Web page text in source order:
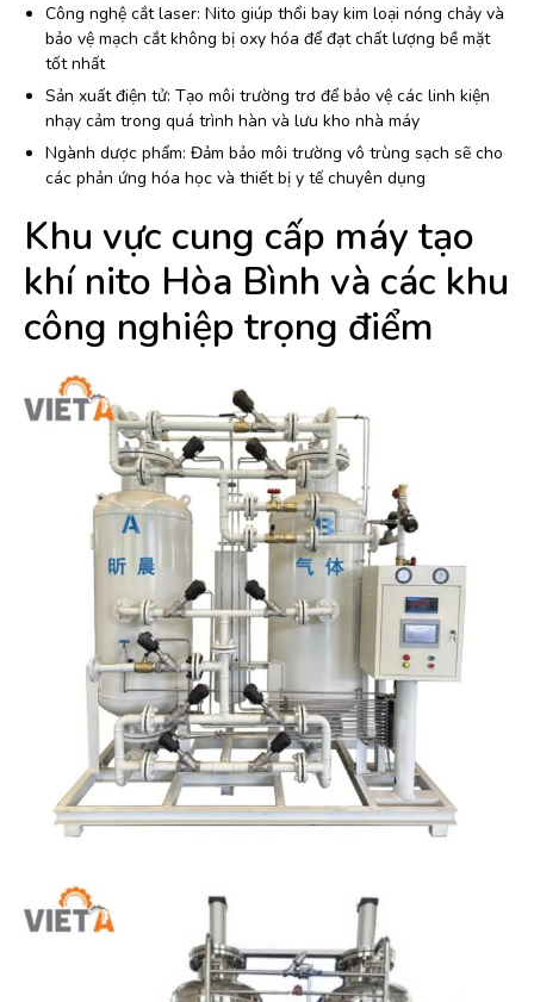
Công nghệ cắt laser: Nito giúp thổi bay kim loại nóng chảy và
bảo vệ mạch cắt không bị oxy hóa để đạt chất lượng bề mặt
tốt nhất
Sản xuất điện tử: Tạo môi trường trơ để bảo vệ các linh kiện
nhạy cảm trong quá trình hàn và lưu kho nhà máy
Ngành dược phẩm: Đảm bảo môi trường vô trùng sạch sẽ cho
các phản ứng hóa học và thiết bị y tế chuyên dụng
Khu vực cung cấp máy tạo
khí nito Hòa Bình và các khu
công nghiệp trọng điểm